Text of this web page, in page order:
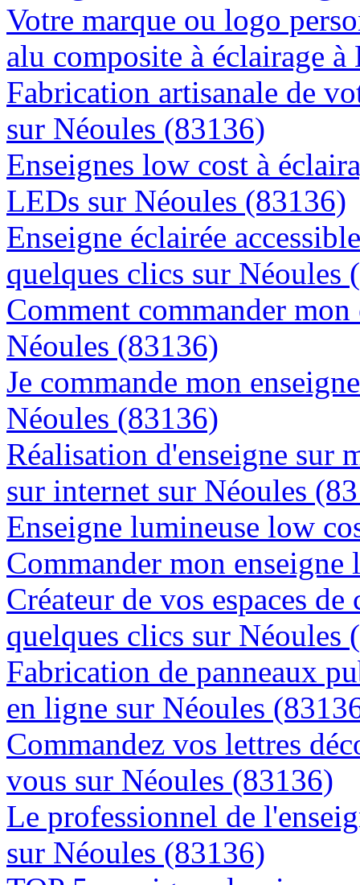
Votre marque ou logo
alu composite à éclairage
Fabrication artisanale de
sur Néoules (83136)
Enseignes low cost à
LEDs sur Néoules (83136)
Enseigne éclairée
quelques clics sur Néoules
Comment commander
Néoules (83136)
Je commande mon
Néoules (83136)
Réalisation d'enseigne sur
sur internet sur Néoules
Enseigne lumineuse low
Commander mon
Créateur de vos espaces
quelques clics sur Néoules
Fabrication de panneaux
en ligne sur Néoules
Commandez vos lettres
vous sur Néoules (83136)
Le professionnel de
sur Néoules (83136)